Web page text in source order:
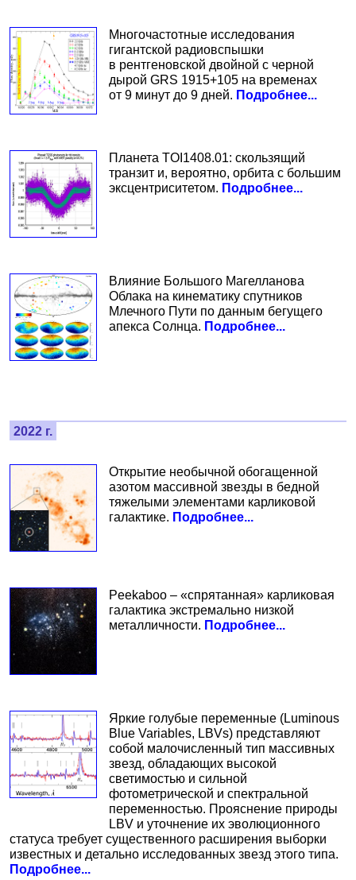
Многочастотные исследования
гигантской радиовспышки
в рентгеновской двойной с черной
дырой GRS 1915+105 на временах
от 9 минут до 9 дней. Подробнее...
Планета TOI1408.01: скользящий
транзит и, вероятно, орбита с большим
эксцентриситетом. Подробнее...
Влияние Большого Магелланова
Облака на кинематику спутников
Млечного Пути по данным бегущего
апекса Солнца. Подробнее...
2022 г.
Открытие необычной обогащенной
азотом массивной звезды в бедной
тяжелыми элементами карликовой
галактике. Подробнее...
Peekaboo – «спрятанная» карликовая
галактика экстремально низкой
металличности. Подробнее...
Яркие голубые переменные (Luminous
Blue Variables, LBVs) представляют
собой малочисленный тип массивных
звезд, обладающих высокой
светимостью и сильной
фотометрической и спектральной
переменностью. Прояснение природы
LBV и уточнение их эволюционного
статуса требует существенного расширения выборки
известных и детально исследованных звезд этого типа.
Подробнее...